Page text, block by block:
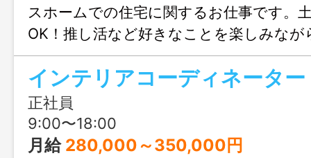
スホームでの住宅に関するお仕事です。
OK！推し活など好きなことを楽しみな
きます♪結婚や出産のタイミングでも安心
も充実！人生設計が変わっても安定して
リアチェンジしてみませんか？職場見学
ます！
インテリアコーディネーター
正社員
9:00〜18:00
月給 280,000～350,000円